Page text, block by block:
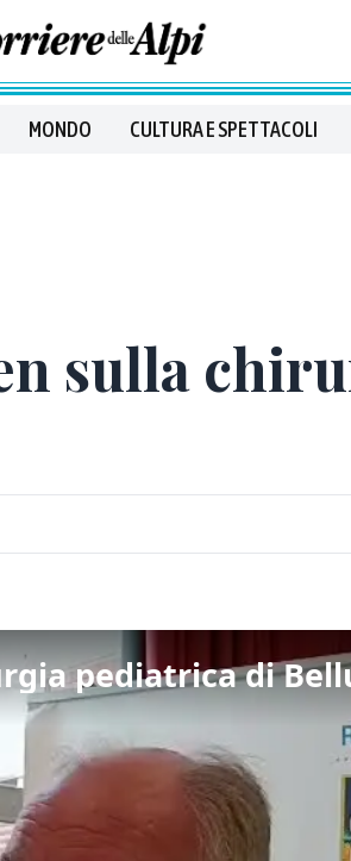
MONDO CULTURA E SPETTACOLI
sulla
pediatrica di